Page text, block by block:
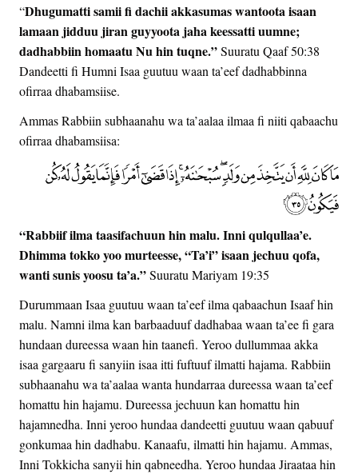
“Dhugumatti samii fi dachii akkasumas wantoota isaan
lamaan jidduu jiran guyyoota jaha keessatti uumne;
dadhabbiin homaatu Nu hin tuqne.”Suuratu Qaaf 50:38
Dandeetti fi Humni Isaa guutuu waan ta’eef dadhabbinna
ofirraa dhabamsiise.
Ammas Rabbiin subhaanahu wa ta’aalaa ilmaa fi niiti qabaachu
ofirraa dhabamsiisa:
“Rabbiif ilma taasifachuun hin malu. Inni qulqullaa’e.
Dhimma tokko yoo murteesse, “Ta’i” isaan jechuu qofa,
wanti sunis yoosu ta’a.”Suuratu Mariyam 19:35
Durummaan Isaa guutuu waan ta’eef ilma qabaachun Isaaf hin
malu. Namni ilma kan barbaaduuf dadhabaa waan ta’ee fi gara
hundaan dureessa waan hin taanefi. Yeroo dullummaa akka
isaa gargaaru fi sanyiin isaa itti fuftuuf ilmatti hajama. Rabbiin
subhaanahu wa ta’aalaa wanta hundarraa dureessa waan ta’eef
homattu hin hajamu. Dureessa jechuun kan homattu hin
hajamnedha. Inni yeroo hundaa dandeetti guutuu waan qabuuf
gonkumaa hin dadhabu. Kanaafu, ilmatti hin hajamu. Ammas,
Inni Tokkicha sanyii hin qabneedha. Yeroo hundaa Jiraataa hin